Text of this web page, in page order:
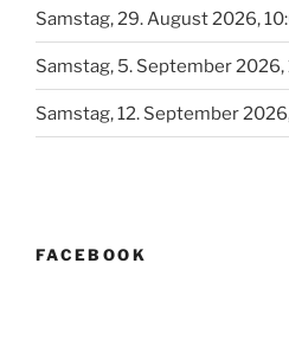
Samstag, 29. August 2026,
Samstag, 5. September
Samstag, 12. September
FACEBOOK